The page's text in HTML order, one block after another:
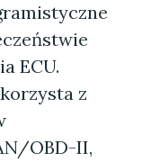
ECU.
z
OBD-II,